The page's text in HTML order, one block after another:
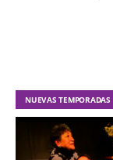
NUEVAS TEMPORADAS